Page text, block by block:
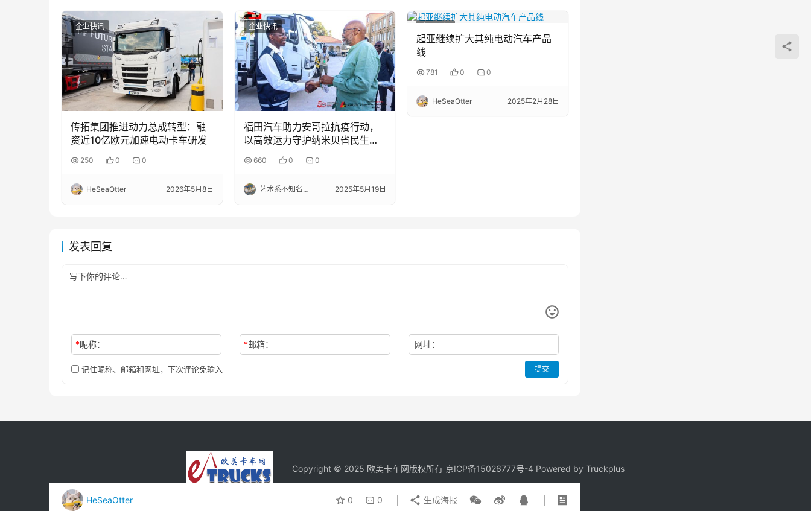
HeSeaOtter 0 0 生成海报
企业快讯
传拓集团推进动力总成转型：融
资近10亿欧元加速电动卡车研发
250 0 0
HeSeaOtter 2026年5月8日
企业快讯
福田汽车助力安哥拉抗疫行动，
以高效运力守护纳米贝省民生安
660 0 0
艺术系不知名选手 2025年5月19日
起亚继续扩大其纯电动汽车产品
线
781 0 0
HeSeaOtter 2025年2月28日
发表回复
*昵称： *邮箱： 网址：
记住昵称、邮箱和网址，下次评论免输入 提交
Copyright © 2025 欧美卡车网版权所有 京ICP备15026777号-4 Powered by Truckplus